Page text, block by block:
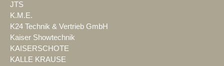
JTS
K.M.E.
K24 Technik & Vertrieb GmbH
Kaiser Showtechnik
KAISERSCHOTE
KALLE KRAUSE